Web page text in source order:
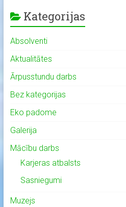
Kategorijas
Absolventi
Aktualitātes
Ārpusstundu darbs
Bez kategorijas
Eko padome
Galerija
Mācību darbs
Karjeras atbalsts
Sasniegumi
Muzejs